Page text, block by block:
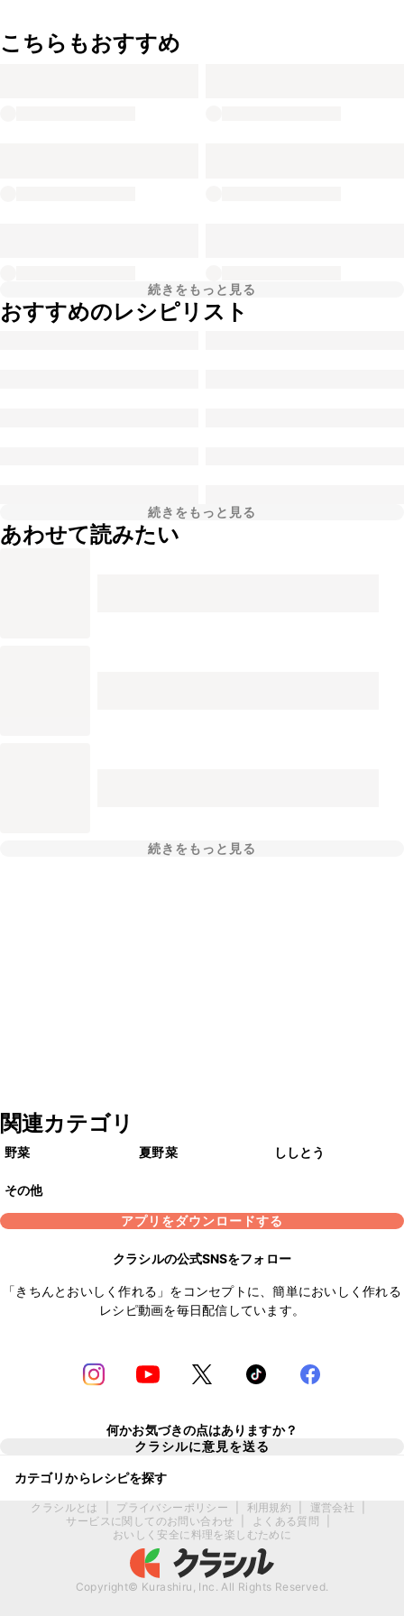
こちらもおすすめ
続きをもっと見る
おすすめのレシピリスト
続きをもっと見る
あわせて読みたい
続きをもっと見る
関連カテゴリ
野菜 夏野菜 ししとう
その他
アプリをダウンロードする
クラシルの公式SNSをフォロー
「きちんとおいしく作れる」をコンセプトに、簡単においしく作れる
レシピ動画を毎日配信しています。
何かお気づきの点はありますか？
クラシルに意見を送る
カテゴリからレシピを探す
クラシルとは プライバシーポリシー 利用規約 運営会社
サービスに関してのお問い合わせ
よくある質問
おいしく安全に料理を楽しむために
Copyright© Kurashiru, Inc. All Rights Reserved.